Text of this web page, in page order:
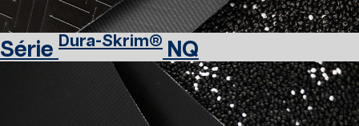
Série Dura-Skrim® NQ